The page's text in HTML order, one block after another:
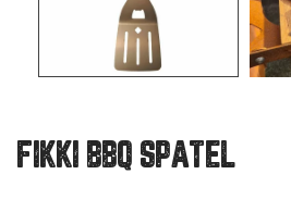
FIKKI BBQ SPATEL